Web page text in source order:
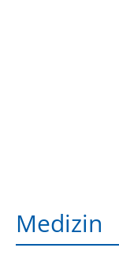
Medizin